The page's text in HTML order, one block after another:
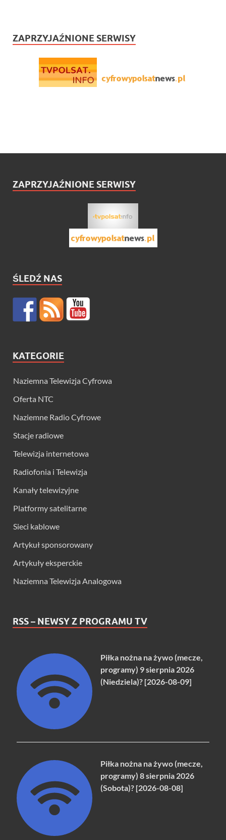
ZAPRZYJAŹNIONE SERWISY
ZAPRZYJAŹNIONE SERWISY
ŚLEDŹ NAS
KATEGORIE
Naziemna Telewizja Cyfrowa
Oferta NTC
Naziemne Radio Cyfrowe
Stacje radiowe
Telewizja internetowa
Radiofonia i Telewizja
Kanały telewizyjne
Platformy satelitarne
Sieci kablowe
Artykuł sponsorowany
Artykuły eksperckie
Naziemna Telewizja Analogowa
RSS – NEWSY Z PROGRAMU TV
Piłka nożna na żywo (mecze,
programy) 9 sierpnia 2026
(Niedziela)? [2026-08-09]
Piłka nożna na żywo (mecze,
programy) 8 sierpnia 2026
(Sobota)? [2026-08-08]